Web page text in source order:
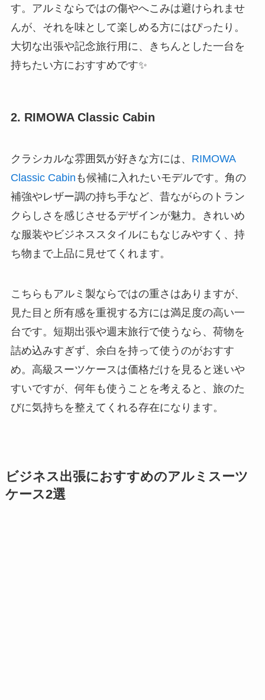
す。アルミならではの傷やへこみは避けられませ
んが、それを味として楽しめる方にはぴったり。
大切な出張や記念旅行用に、きちんとした一台を
持ちたい方におすすめです✨
2. RIMOWA Classic Cabin
クラシカルな雰囲気が好きな方には、 RIMOWA
Classic Cabin も候補に入れたいモデルです。角の
補強やレザー調の持ち手など、昔ながらのトラン
クらしさを感じさせるデザインが魅力。きれいめ
な服装やビジネススタイルにもなじみやすく、持
ち物まで上品に見せてくれます。
こちらもアルミ製ならではの重さはありますが、
見た目と所有感を重視する方には満足度の高い一
台です。短期出張や週末旅行で使うなら、荷物を
詰め込みすぎず、余白を持って使うのがおすす
め。高級スーツケースは価格だけを見ると迷いや
すいですが、何年も使うことを考えると、旅のた
びに気持ちを整えてくれる存在になります。
ビジネス出張におすすめのアルミスーツ
ケース2選